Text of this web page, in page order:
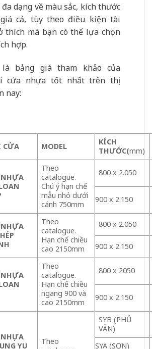
dạng về màu sắc, kích thước
cả, tùy theo điều kiện tài
thích mà bạn có thể lựa chọn
hợp.
bảng giá tham khảo của
cửa nhựa tốt nhất trên thị
nay:
CỬA MODEL
KÍCH
THƯỚC(mm)
Theo
catalogue.
Chú ý hạn chế
mẫu nhỏ dưới
cánh 750mm
800 x 2.050
900 x 2.150
Theo
catalogue.
Hạn chế chiều
cao 2150mm
800 x 2.050
900 x 2.150
Theo
catalogue.
Hạn chế chiều
ngang 900 và
cao 2150mm
800 x 2050
900 x 2.150
YU
Theo
SYB (PHỦ
VÂN)
SYA (SƠN)